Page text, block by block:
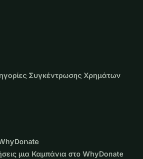
Συγκέντρωσης Χρημάτων
μια Καμπάνια στο WhyDonate